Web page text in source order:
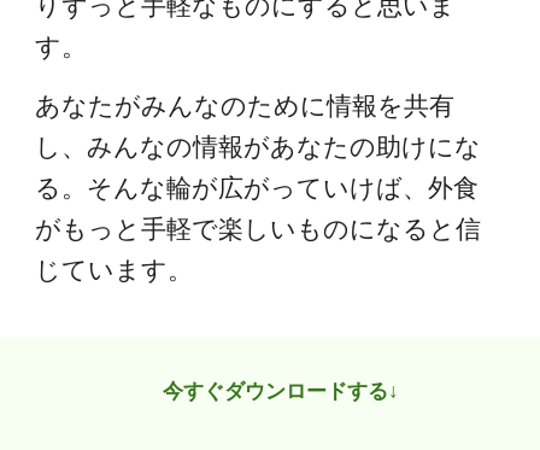
りずっと手軽なものにすると思いま
す。
あなたがみんなのために情報を共有
し、みんなの情報があなたの助けにな
る。そんな輪が広がっていけば、外食
がもっと手軽で楽しいものになると信
じています。
今すぐダウンロードする↓